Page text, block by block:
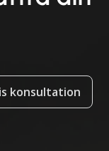
konsultation